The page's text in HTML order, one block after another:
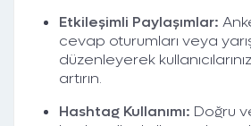
Etkileşimli Paylaşımlar:
cevap oturumları veya
düzenleyerek
artırın.
Hashtag Kullanımı: Doğru